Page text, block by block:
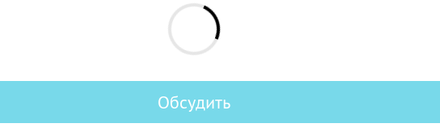
Обсудить